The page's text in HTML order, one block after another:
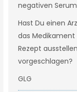
negativen
Hast Du einen
das Medikament
Rezept
vorgeschlagen?
GLG